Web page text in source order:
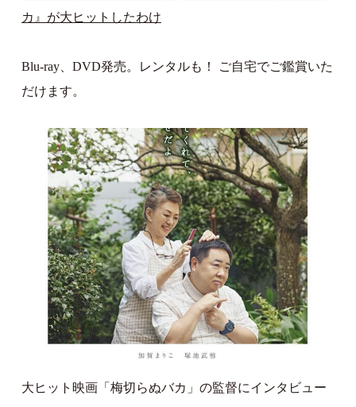
カ』が大ヒットしたわけ
Blu-ray、DVD発売。レンタルも！ ご自宅でご鑑賞いた
だけます。
大ヒット映画「梅切らぬバカ」の監督にインタビュー